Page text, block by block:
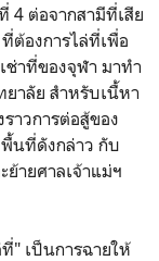
4 ต่อจากสามีที่เสีย
ต้องการไล่ที่เพื่อ
าที่ของจุฬา มาทำ
าลัย สำหรับเนื้หา
าวการต่อสู้ของ
นที่ดังกล่าว กับ
ายศาลเจ้าแม่ฯ
" เป็นการฉายให้